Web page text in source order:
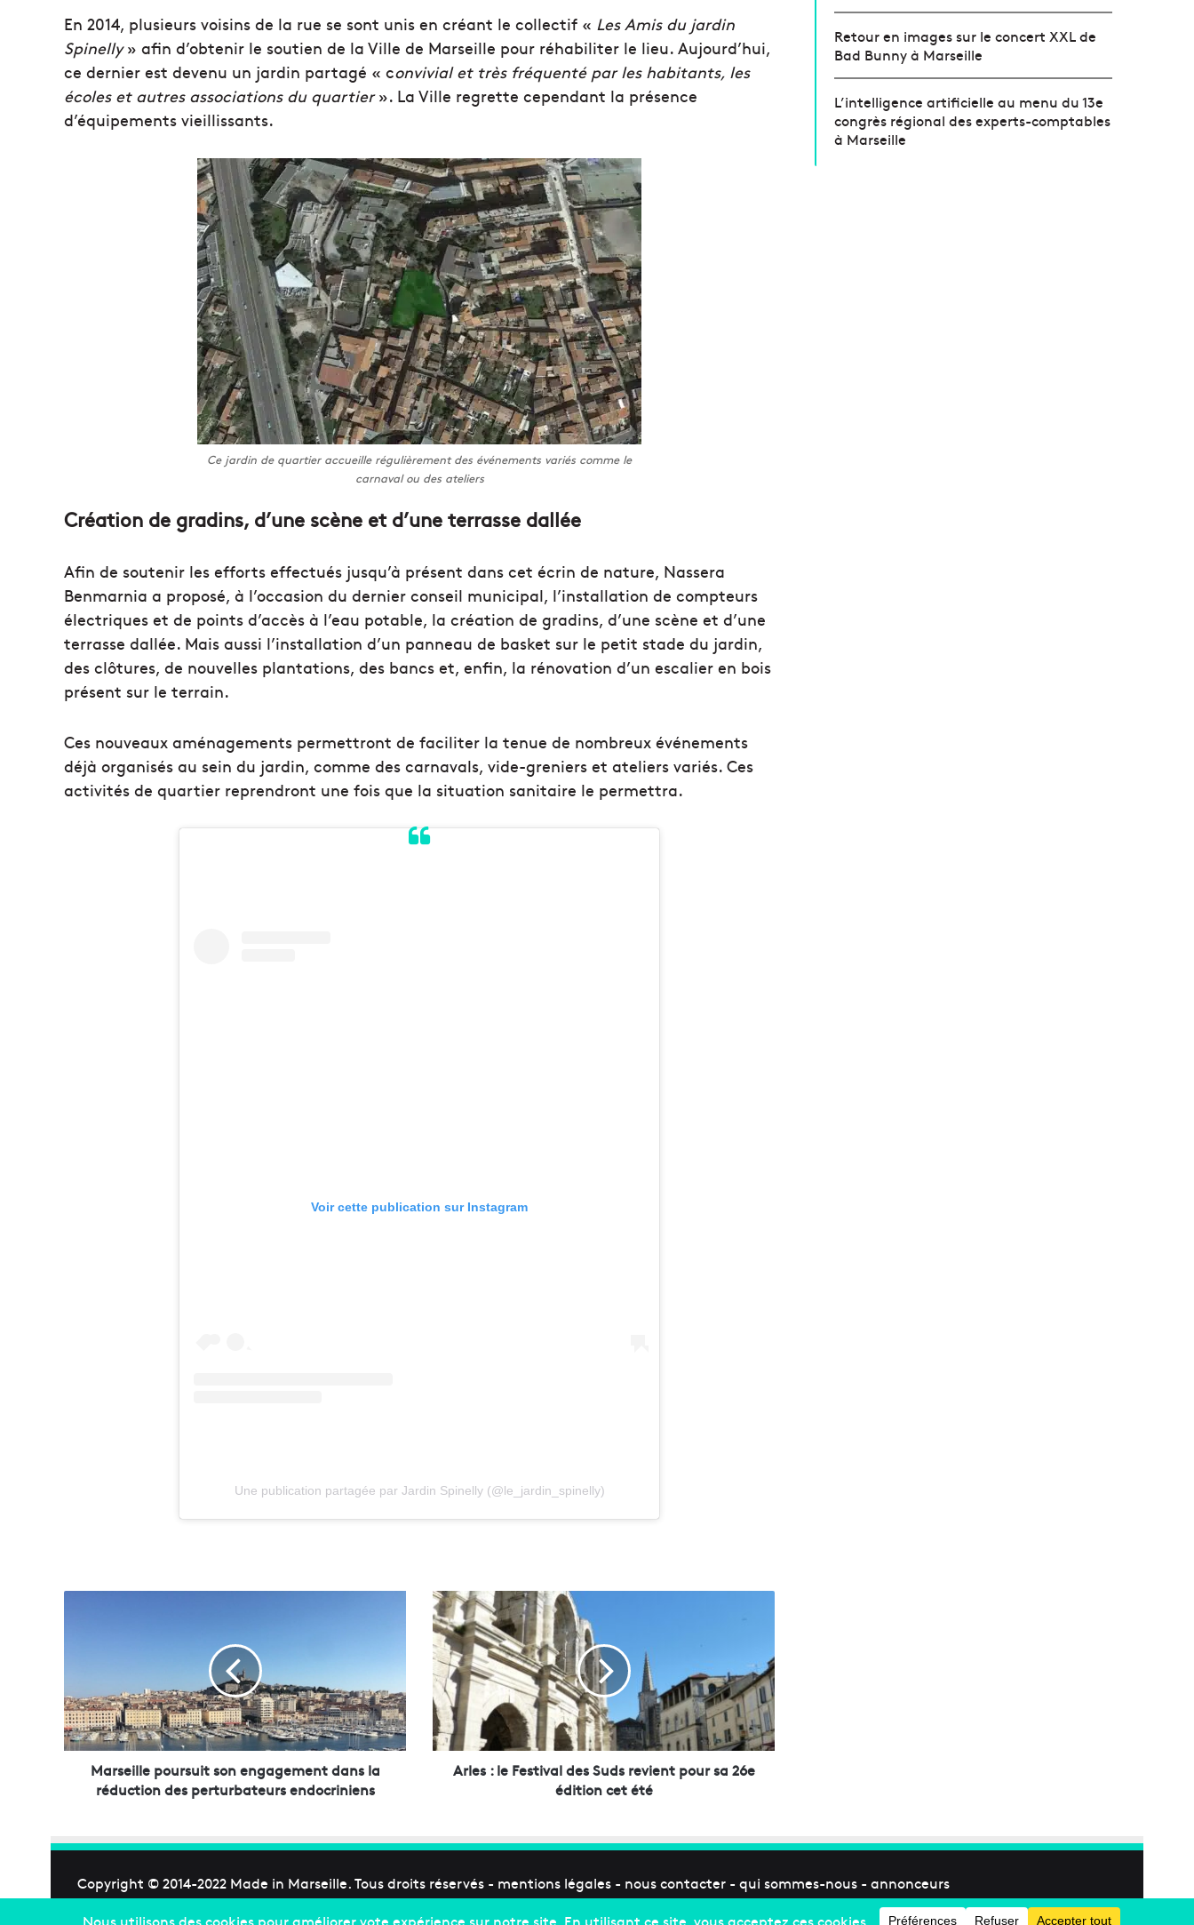
En 2014, plusieurs voisins de la rue se sont unis en créant le collectif « Les Amis du jardin
Spinelly» afin d’obtenir le soutien de la Ville de Marseille pour réhabiliter le lieu. Aujourd’hui,
ce dernier est devenu un jardin partagé « convivial et très fréquenté par les habitants, les
écoles et autres associations du quartier». La Ville regrette cependant la présence
d’équipements vieillissants.
Ce jardin de quartier accueille régulièrement des événements variés comme le
carnaval ou des ateliers
Création de gradins, d’une scène et d’une terrasse dallée
Afin de soutenir les efforts effectués jusqu’à présent dans cet écrin de nature, Nassera
Benmarnia a proposé, à l’occasion du dernier conseil municipal, l’installation de compteurs
électriques et de points d’accès à l’eau potable, la création de gradins, d’une scène et d’une
terrasse dallée. Mais aussi l’installation d’un panneau de basket sur le petit stade du jardin,
des clôtures, de nouvelles plantations, des bancs et, enfin, la rénovation d’un escalier en bois
présent sur le terrain.
Ces nouveaux aménagements permettront de faciliter la tenue de nombreux événements
déjà organisés au sein du jardin, comme des carnavals, vide-greniers et ateliers variés. Ces
activités de quartier reprendront une fois que la situation sanitaire le permettra.
Voir cette publication sur Instagram
Une publication partagée par Jardin Spinelly (@le_jardin_spinelly)
i
l
l
e
s
t
Marseille poursuit son engagement dans la
réduction des perturbateurs endocriniens
A
r
l
e
s
:
l
e
F
v
l
d
e
Arles : le Festival des Suds revient pour sa 26e
édition cet été
Retour en images sur le concert XXL de
Bad Bunny à Marseille
L’intelligence artificielle au menu du 13e
congrès régional des experts-comptables
à Marseille
Copyright © 2014-2022 Made in Marseille. Tous droits réservés - mentions légales - nous contacter - qui sommes-nous - annonceurs
Facebook
X Linkedin
YouTube
Instagram